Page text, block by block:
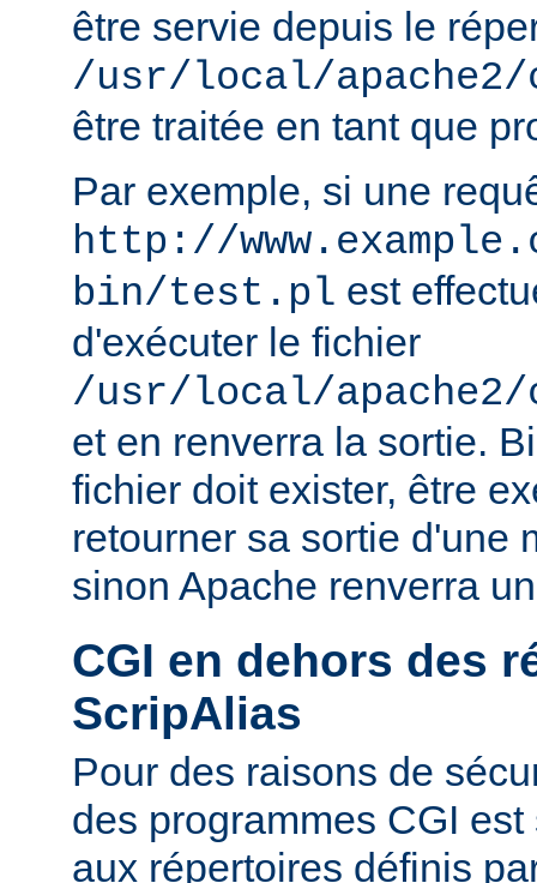
être servie depuis le
/usr/local/
être traitée en tant que
Par exemple, si une
http://
bin/test.pl est
d'exécuter le fichier
/usr/local/
et en renverra la sortie.
fichier doit exister, être
retourner sa sortie d'une
sinon Apache renverra
CGI en dehors des
ScripAlias
Pour des raisons de
des programmes CGI
aux répertoires définis